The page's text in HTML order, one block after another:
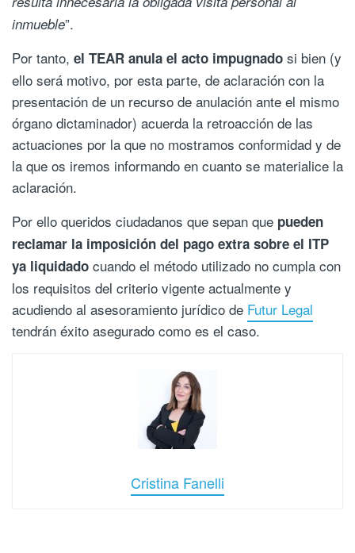
inmueble”.
Por tanto, el TEAR anula el acto impugnado si bien (y
ello será motivo, por esta parte, de aclaración con la
presentación de un recurso de anulación ante el mismo
órgano dictaminador) acuerda la retroacción de las
actuaciones por la que no mostramos conformidad y de
la que os iremos informando en cuanto se materialice la
aclaración.
Por ello queridos ciudadanos que sepan que pueden
reclamar la imposición del pago extra sobre el ITP
ya liquidado cuando el método utilizado no cumpla con
los requisitos del criterio vigente actualmente y
acudiendo al asesoramiento jurídico de Futur Legal
tendrán éxito asegurado como es el caso.
Cristina Fanelli